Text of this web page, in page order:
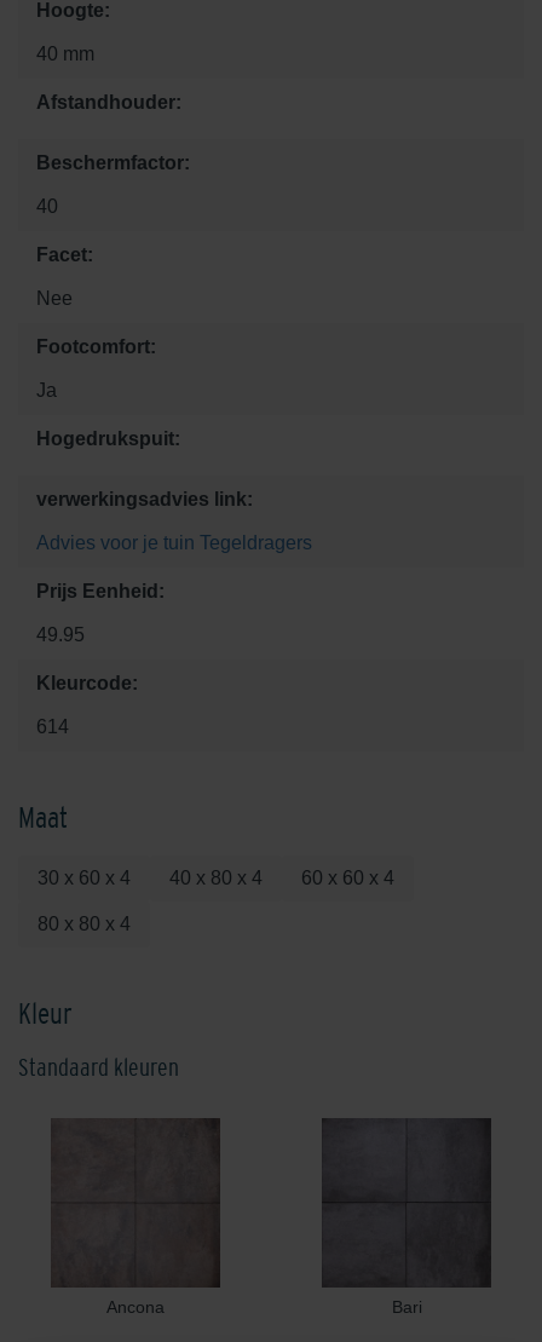
Hoogte:
40 mm
Afstandhouder:
Beschermfactor:
40
Facet:
Nee
Footcomfort:
Ja
Hogedrukspuit:
verwerkingsadvies link:
Advies voor je tuin Tegeldragers
Prijs Eenheid:
49.95
Kleurcode:
614
Maat
30 x 60 x 4 40 x 80 x 4 60 x 60 x 4
80 x 80 x 4
Kleur
Standaard kleuren
Ancona Bari